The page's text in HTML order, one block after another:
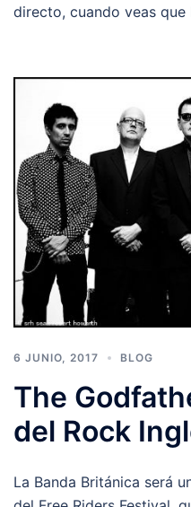
directo, cuando veas
6 JUNIO, 2017 BLOG
The
del Rock
La Banda Británica será